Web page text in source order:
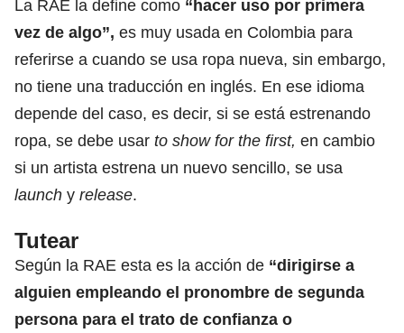
La RAE la define como “hacer uso por primera
vez de algo”, es muy usada en Colombia para
referirse a cuando se usa ropa nueva, sin embargo,
no tiene una traducción en inglés. En ese idioma
depende del caso, es decir, si se está estrenando
ropa, se debe usar to show for the first, en cambio
si un artista estrena un nuevo sencillo, se usa
launch y release.
Tutear
Según la RAE esta es la acción de “dirigirse a
alguien empleando el pronombre de segunda
persona para el trato de confianza o